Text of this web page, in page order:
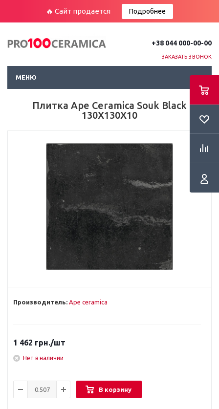
🔥 Сайт продается Подробнее
+38 044 000-00-00
ЗАКАЗАТЬ ЗВОНОК
МЕНЮ
Плитка Ape Ceramica Souk Black
130X130X10
Производитель: Ape ceramica
1 462 грн./шт
Нет в наличии
В корзину